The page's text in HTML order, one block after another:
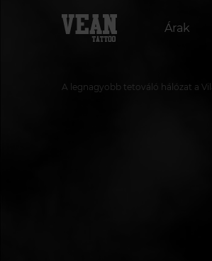
Árak
A legnagyobb tetováló hálózat a